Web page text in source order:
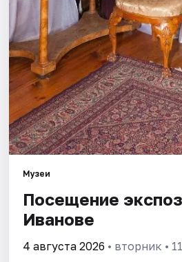
Музеи
Посещение
Иванове
4 августа 2026 • вторник •